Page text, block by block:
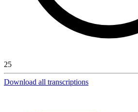
25
Download all transcriptions